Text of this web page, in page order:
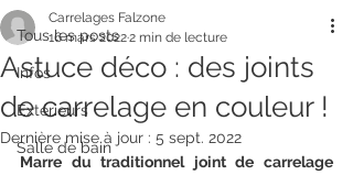
Tous les posts
Infos
Extérieurs
Salle de bain
Astuce déco : des joints
de carrelage en couleur !
Carrelages Falzone
16 mars 20222 min de lecture
Dernière mise à jour : 5 sept. 2022
Marre du traditionnel joint de carrelage